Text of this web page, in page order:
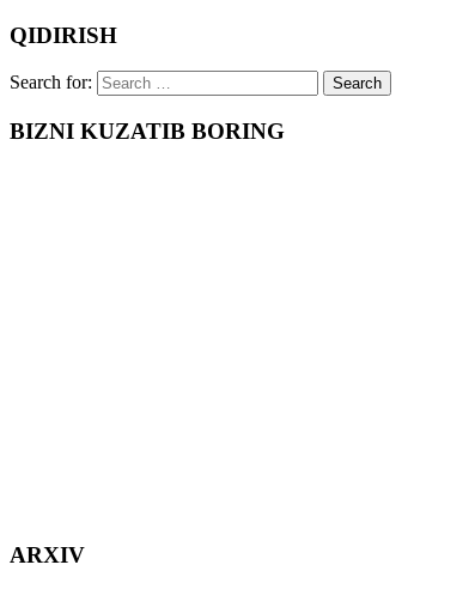
QIDIRISH
Search for:
BIZNI KUZATIB BORING
ARXIV